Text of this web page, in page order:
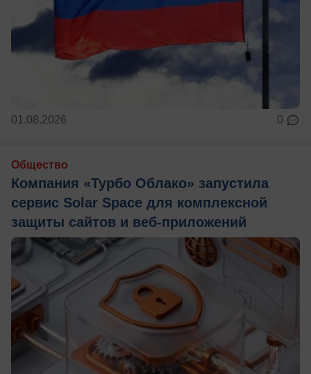
01.08.2026 0
Общество
Компания «Турбо Облако» запустила
сервис Solar Space для комплексной
защиты сайтов и веб-приложений